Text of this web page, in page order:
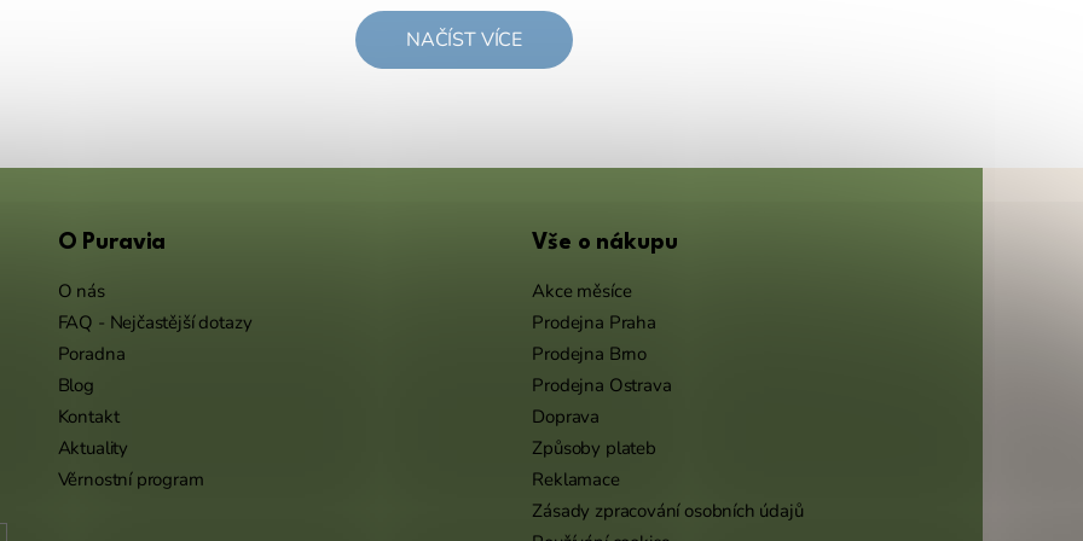
NAČÍST VÍCE
O Puravia
O nás
FAQ - Nejčastější dotazy
Poradna
Blog
Kontakt
Aktuality
Věrnostní program
Vše o nákupu
Akce měsíce
Prodejna Praha
Prodejna Brno
Prodejna Ostrava
Doprava
Způsoby plateb
Reklamace
Zásady zpracování osobních údajů